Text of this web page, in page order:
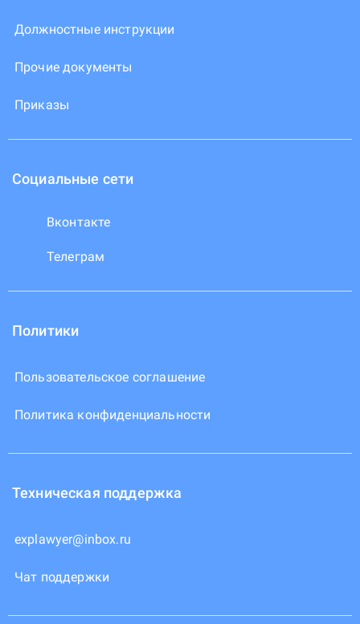
Должностные инструкции
Прочие документы
Приказы
Социальные сети
Вконтакте
Телеграм
Политики
Пользовательское соглашение
Политика конфиденциальности
Техническая поддержка
explawyer@inbox.ru
Чат поддержки